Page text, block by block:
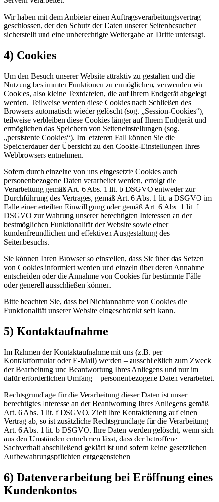
Wir haben mit dem Anbieter einen Auftragsverarbeitungsvertrag
geschlossen, der den Schutz der Daten unserer Seitenbesucher
sicherstellt und eine unberechtigte Weitergabe an Dritte untersagt.
4) Cookies
Um den Besuch unserer Website attraktiv zu gestalten und die
Nutzung bestimmter Funktionen zu ermöglichen, verwenden wir
Cookies, also kleine Textdateien, die auf Ihrem Endgerät abgelegt
werden. Teilweise werden diese Cookies nach Schließen des
Browsers automatisch wieder gelöscht (sog. „Session-Cookies“),
teilweise verbleiben diese Cookies länger auf Ihrem Endgerät und
ermöglichen das Speichern von Seiteneinstellungen (sog.
„persistente Cookies“). Im letzteren Fall können Sie die
Speicherdauer der Übersicht zu den Cookie-Einstellungen Ihres
Webbrowsers entnehmen.
Sofern durch einzelne von uns eingesetzte Cookies auch
personenbezogene Daten verarbeitet werden, erfolgt die
Verarbeitung gemäß Art. 6 Abs. 1 lit. b DSGVO entweder zur
Durchführung des Vertrages, gemäß Art. 6 Abs. 1 lit. a DSGVO im
Falle einer erteilten Einwilligung oder gemäß Art. 6 Abs. 1 lit. f
DSGVO zur Wahrung unserer berechtigten Interessen an der
bestmöglichen Funktionalität der Website sowie einer
kundenfreundlichen und effektiven Ausgestaltung des
Seitenbesuchs.
Sie können Ihren Browser so einstellen, dass Sie über das Setzen
von Cookies informiert werden und einzeln über deren Annahme
entscheiden oder die Annahme von Cookies für bestimmte Fälle
oder generell ausschließen können.
Bitte beachten Sie, dass bei Nichtannahme von Cookies die
Funktionalität unserer Website eingeschränkt sein kann.
5) Kontaktaufnahme
Im Rahmen der Kontaktaufnahme mit uns (z.B. per
Kontaktformular oder E-Mail) werden – ausschließlich zum Zweck
der Bearbeitung und Beantwortung Ihres Anliegens und nur im
dafür erforderlichen Umfang – personenbezogene Daten verarbeitet.
Rechtsgrundlage für die Verarbeitung dieser Daten ist unser
berechtigtes Interesse an der Beantwortung Ihres Anliegens gemäß
Art. 6 Abs. 1 lit. f DSGVO. Zielt Ihre Kontaktierung auf einen
Vertrag ab, so ist zusätzliche Rechtsgrundlage für die Verarbeitung
Art. 6 Abs. 1 lit. b DSGVO. Ihre Daten werden gelöscht, wenn sich
aus den Umständen entnehmen lässt, dass der betroffene
Sachverhalt abschließend geklärt ist und sofern keine gesetzlichen
Aufbewahrungspflichten entgegenstehen.
6) Datenverarbeitung bei Eröffnung eines
Kundenkontos